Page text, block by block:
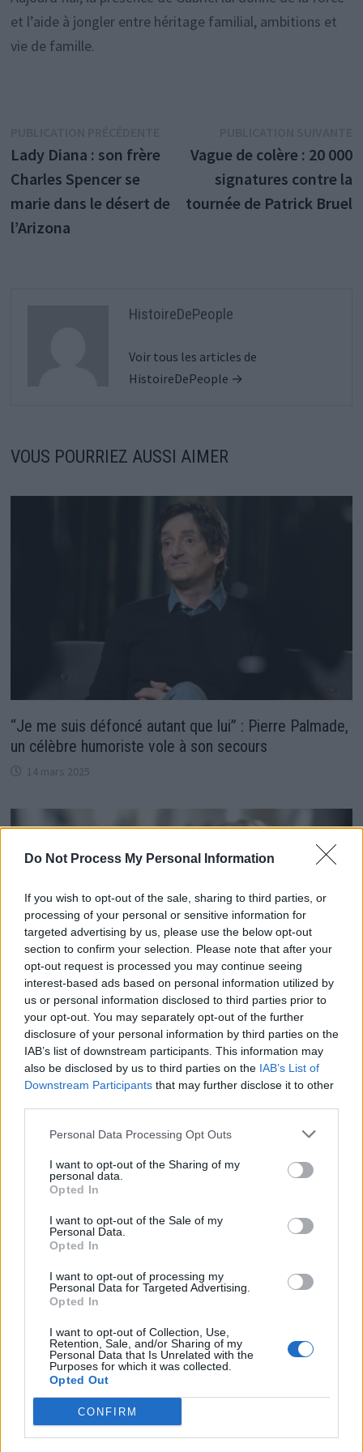
Do Not Process My Personal Information
If you wish to opt-out of the sale, sharing to third parties, or
processing of your personal or sensitive information for
targeted advertising by us, please use the below opt-out
section to confirm your selection. Please note that after your
opt-out request is processed you may continue seeing
interest-based ads based on personal information utilized by
us or personal information disclosed to third parties prior to
your opt-out. You may separately opt-out of the further
disclosure of your personal information by third parties on the
IAB’s list of downstream participants. This information may
also be disclosed by us to third parties on the IAB’s List of
Downstream Participants that may further disclose it to other
Personal Data Processing Opt Outs
I want to opt-out of the Sharing of my
personal data.
Opted In
I want to opt-out of the Sale of my
Personal Data.
Opted In
I want to opt-out of processing my
Personal Data for Targeted Advertising.
Opted In
I want to opt-out of Collection, Use,
Retention, Sale, and/or Sharing of my
Personal Data that Is Unrelated with the
Purposes for which it was collected.
Opted Out
CONFIRM
et l’aide à jongler entre héritage familial, ambitions et
vie de famille.
de
l’article
précédente :
Lady Diana : son frère
Charles Spencer se
marie dans le désert de
l’Arizona
Vague de colère : 20 000
signatures contre la
tournée de Patrick Bruel
HistoireDePeople
Voir tous les articles de
HistoireDePeople →
VOUS POURRIEZ AUSSI AIMER
“Je me suis défoncé autant que lui” : Pierre Palmade,
un célèbre humoriste vole à son secours
14 mars 2025
Cyprien, le maître des 12 Coups de midi, révèle sa
vraie passion secrète
13 mai 2026
Grégoire Margotton dévoile ses revenus et fait
trembler le sport à la TV
8 décembre 2025